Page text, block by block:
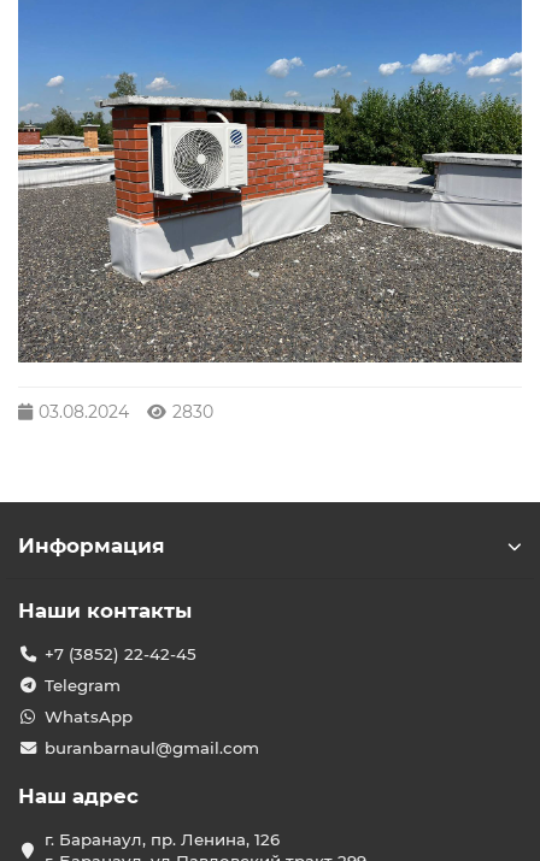
03.08.2024 2830
Информация
Наши контакты
+7 (3852) 22-42-45
Telegram
WhatsApp
buranbarnaul@gmail.com
Наш адрес
г. Баранаул, пр. Ленина, 126